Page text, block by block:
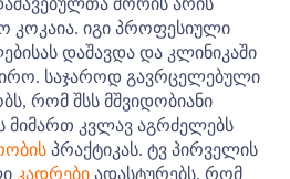
შორის არის
კოკაია. იგი პროფესიული
დაშავდა და კლინიკაში
საჯაროდ გავრცელებული
რომ შსს მშვიდობიანი
მიმართ კვლავ აგრძელებს
პრაქტიკას. ტვ პირველის
კადრები ადასტურებს, რომ